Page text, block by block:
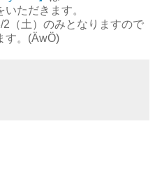
ただきます。
（土）のみとなりますので
す。(ÄwÖ)